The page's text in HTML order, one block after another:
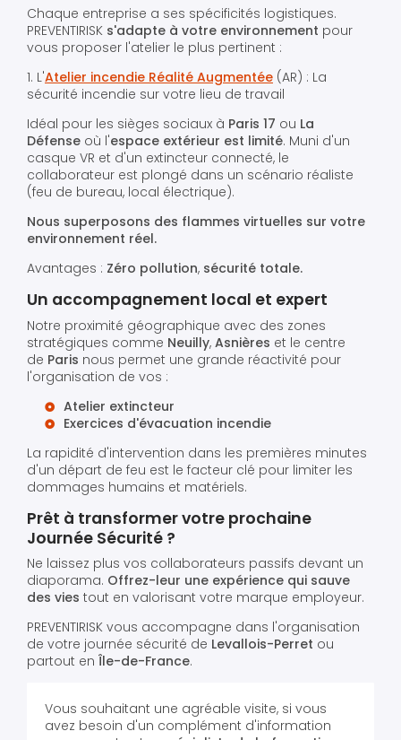
Chaque entreprise a ses spécificités logistiques.
PREVENTIRISK s'adapte à votre environnement pour
vous proposer l'atelier le plus pertinent :
1. L'Atelier incendie Réalité Augmentée (AR) : La
sécurité incendie sur votre lieu de travail
Idéal pour les sièges sociaux à Paris 17 ou La
Défense où l'espace extérieur est limité. Muni d'un
casque VR et d'un extincteur connecté, le
collaborateur est plongé dans un scénario réaliste
(feu de bureau, local électrique).
Nous superposons des flammes virtuelles sur votre
environnement réel.
Avantages : Zéro pollution, sécurité totale.
Un accompagnement local et expert
Notre proximité géographique avec des zones
stratégiques comme Neuilly, Asnières et le centre
de Paris nous permet une grande réactivité pour
l'organisation de vos :
Atelier extincteur
Exercices d'évacuation incendie
La rapidité d'intervention dans les premières minutes
d'un départ de feu est le facteur clé pour limiter les
dommages humains et matériels.
Prêt à transformer votre prochaine
Journée Sécurité ?
Ne laissez plus vos collaborateurs passifs devant un
diaporama. Offrez-leur une expérience qui sauve
des vies tout en valorisant votre marque employeur.
PREVENTIRISK vous accompagne dans l'organisation
de votre journée sécurité de Levallois-Perret ou
partout en Île-de-France.
Vous souhaitant une agréable visite, si vous
avez besoin d'un complément d'information